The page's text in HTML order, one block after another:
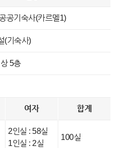
공기숙사(카르멜1)
(기숙사)
5층
여자 합계
2인실 : 58실
1인실 : 2실
100실